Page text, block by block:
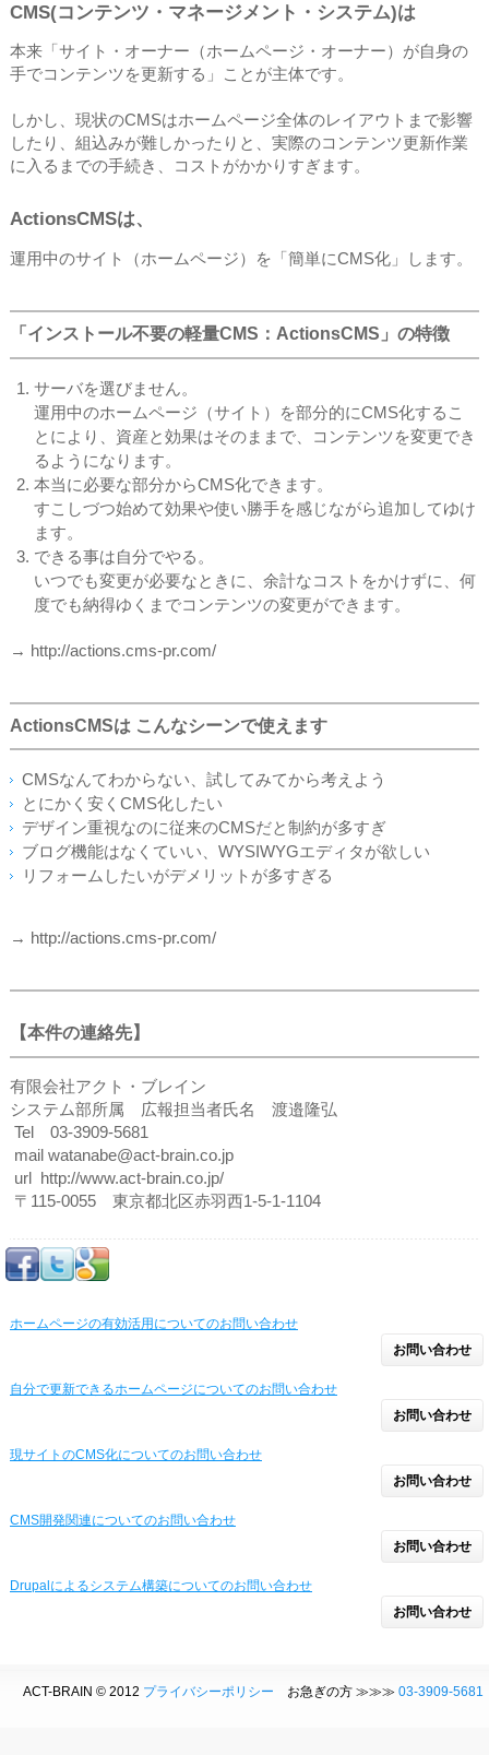
CMS(コンテンツ・マネージメント・システム)は
本来「サイト・オーナー（ホームページ・オーナー）が自身の
手でコンテンツを更新する」ことが主体です。
しかし、現状のCMSはホームページ全体のレイアウトまで影響
したり、組込みが難しかったりと、実際のコンテンツ更新作業
に入るまでの手続き、コストがかかりすぎます。
ActionsCMSは、
運用中のサイト（ホームページ）を「簡単にCMS化」します。
「インストール不要の軽量CMS：ActionsCMS」の特徴
サーバを選びません。
運用中のホームページ（サイト）を部分的にCMS化するこ
とにより、資産と効果はそのままで、コンテンツを変更でき
るようになります。
本当に必要な部分からCMS化できます。
すこしづつ始めて効果や使い勝手を感じながら追加してゆけ
ます。
できる事は自分でやる。
いつでも変更が必要なときに、余計なコストをかけずに、何
度でも納得ゆくまでコンテンツの変更ができます。
→ http://actions.cms-pr.com/
ActionsCMSは こんなシーンで使えます
CMSなんてわからない、試してみてから考えよう
とにかく安くCMS化したい
デザイン重視なのに従来のCMSだと制約が多すぎ
ブログ機能はなくていい、WYSIWYGエディタが欲しい
リフォームしたいがデメリットが多すぎる
→ http://actions.cms-pr.com/
【本件の連絡先】
有限会社アクト・ブレイン
システム部所属 広報担当者氏名 渡邉隆弘
Tel 03-3909-5681
mail watanabe@act-brain.co.jp
url http://www.act-brain.co.jp/
〒115-0055 東京都北区赤羽西1-5-1-1104
ホームページの有効活用についてのお問い合わせ
お問い合わせ
自分で更新できるホームページについてのお問い合わせ
お問い合わせ
現サイトのCMS化についてのお問い合わせ
お問い合わせ
CMS開発関連についてのお問い合わせ
お問い合わせ
Drupalによるシステム構築についてのお問い合わせ
お問い合わせ
ACT-BRAIN © 2012 プライバシーポリシー お急ぎの方 ≫≫≫ 03-3909-5681